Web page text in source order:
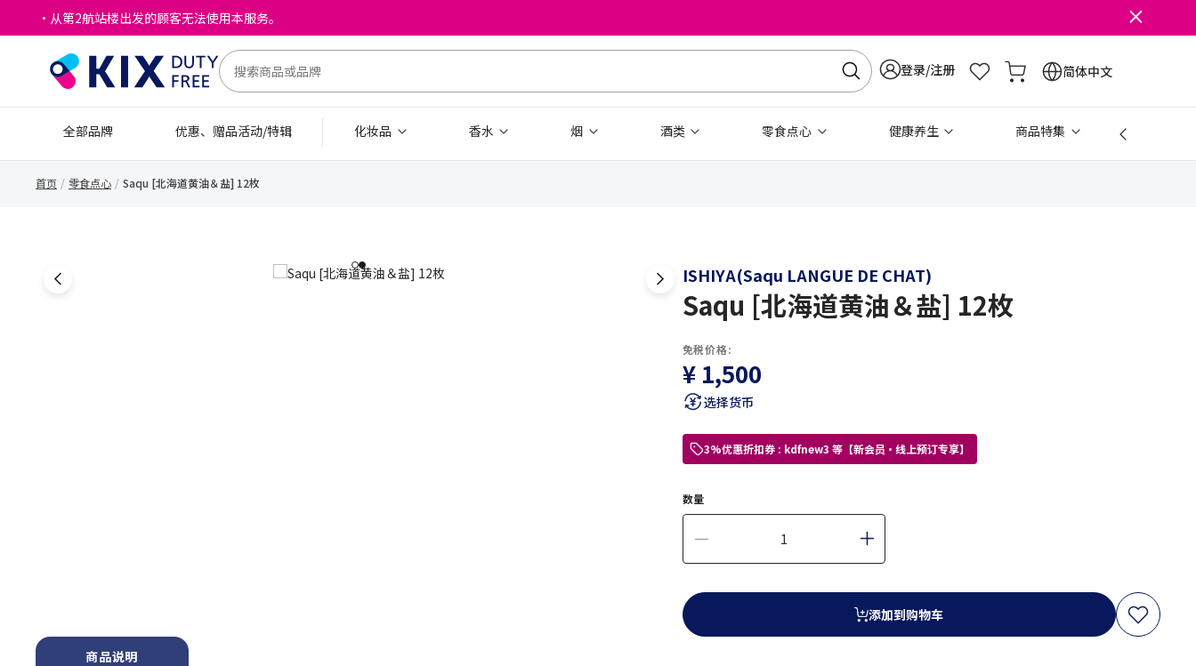
・从第2航站楼出发的顾客无法使用本服务。
登录/注册 简体中文
全部品牌 优惠、赠品活动/特辑 化妆品 香水 烟 酒类 零食点心 健康养生 商品特集
首页 零食点心 Saqu [北海道黄油＆盐] 12枚
12 ISHIYA(Saqu LANGUE DE CHAT)
Saqu [北海道黄油＆盐] 12枚
免税价格:
¥ 1,500
选择货币
3%优惠折扣券 : kdfnew3 等【新会员・线上预订专享】
数量
添加到购物车
商品说明